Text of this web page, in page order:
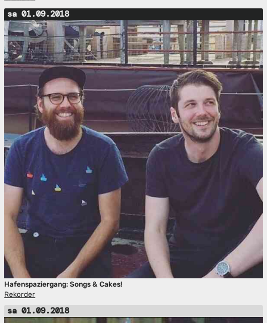
sa 01.09.2018
Hafenspaziergang: Songs & Cakes!
Rekorder
sa 01.09.2018